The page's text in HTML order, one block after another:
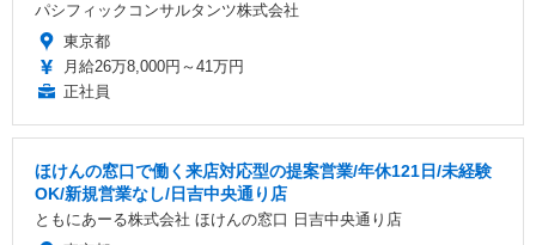
パシフィックコンサルタンツ株式会社
東京都
月給26万8,000円～41万円
正社員
ほけんの窓口で働く来店対応型の提案営業/年休121日/未経験
OK/新規営業なし/日吉中央通り店
ともにあーる株式会社 ほけんの窓口 日吉中央通り店